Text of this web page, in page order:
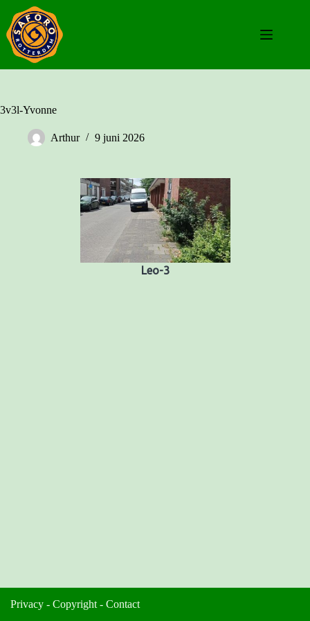
naar
de
inhoud
3v3l-Yvonne
Arthur 9 juni 2026
Leo-3
Privacy - Copyright - Contact